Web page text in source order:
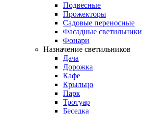
Подвесные
Прожекторы
Садовые переносные
Фасадные светильники
Фонари
Назначение светильников
Дача
Дорожка
Кафе
Крыльцо
Парк
Тротуар
Беседка